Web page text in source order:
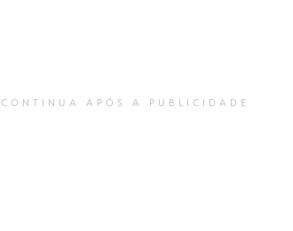
CONTINUA APÓS A PUBLICIDADE